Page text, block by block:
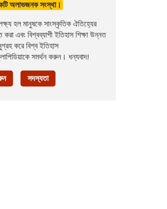
অলাভজনক সংস্থা।
হল মানুষকে সাংস্কৃতিক ঐতিহ্যের
এবং বিশ্বব্যাপী ইতিহাস শিক্ষা উন্নত
করে বিশ্ব ইতিহাস
সমর্থন করুন। ধন্যবাদ!
সদস্যতা